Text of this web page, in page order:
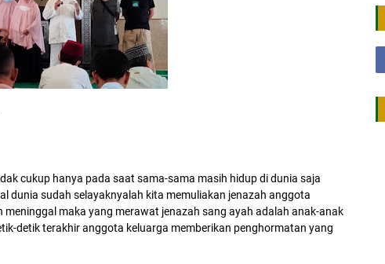
cukup hanya pada saat sama-sama masih hidup di dunia saja
dunia sudah selayaknyalah kita memuliakan jenazah anggota
maka yang merawat jenazah sang ayah adalah anak-anak
detik terakhir anggota keluarga memberikan penghormatan yang